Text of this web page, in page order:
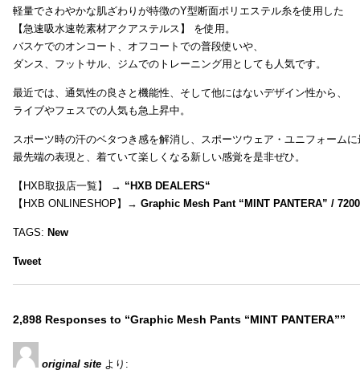
軽量でさわやかな肌ざわりが特徴のY型断面ポリエステル糸を使用した
【急速吸水速乾素材アクアステルス】 を使用。
バスケでのオンコート、オフコートでの普段使いや、
ダンス、フットサル、ジムでのトレーニング用としても人気です。
最近では、通気性の良さと機能性、そして他にはないデザイン性から、
ライブやフェスでの人気も急上昇中。
スポーツ時の汗のベタつき感を解消し、スポーツウェア・ユニフォーム
最先端の表現と、着ていて楽しくなる新しい感覚を是非ぜひ。
【HXB取扱店一覧】 → “HXB DEALERS“
【HXB ONLINESHOP】→ Graphic Mesh Pant “MINT PANTERA” /
TAGS: New
Tweet
2,898 Responses to “Graphic Mesh Pants “MINT PANTERA””
original site より: